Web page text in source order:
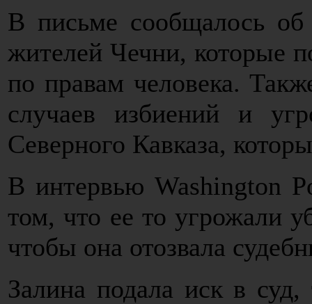
В письме сообщалось об
жителей Чечни, которые
по правам человека.
случаев избиений и
Северного Кавказа,
В интервью Washington
том, что ее то угрожали
чтобы она отозвала
Залина подала иск в